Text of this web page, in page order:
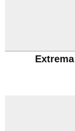
Extrema